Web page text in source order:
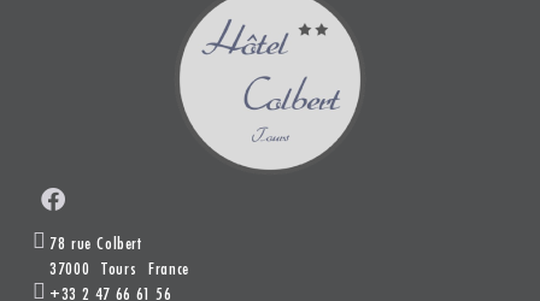
78 rue Colbert
37000 Tours France
+33 2 47 66 61 56